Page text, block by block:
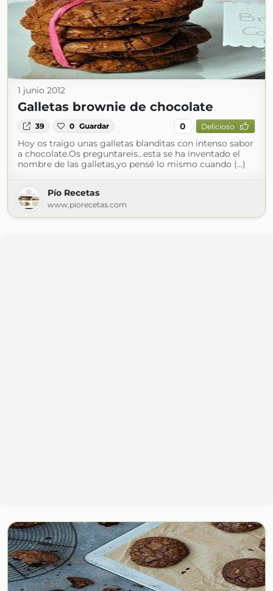
1 junio 2012
Galletas brownie de chocolate
39 0 Guardar 0 Delicioso
Hoy os traigo unas galletas blanditas con intenso sabor
a chocolate.Os preguntareis...esta se ha inventado el
nombre de las galletas,yo pensé lo mismo cuando (...)
Pío Recetas
www.piorecetas.com